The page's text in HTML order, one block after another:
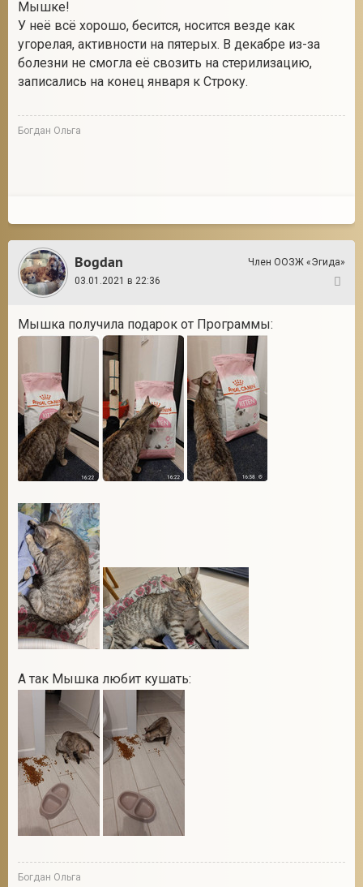
Мышке!
У неё всё хорошо, бесится, носится везде как
угорелая, активности на пятерых. В декабре из-за
болезни не смогла её свозить на стерилизацию,
записались на конец января к Строку.
Богдан Ольга
Bogdan
Член ООЗЖ «Эгида»
03.01.2021 в 22:36
Мышка получила подарок от Программы:
А так Мышка любит кушать:
Богдан Ольга